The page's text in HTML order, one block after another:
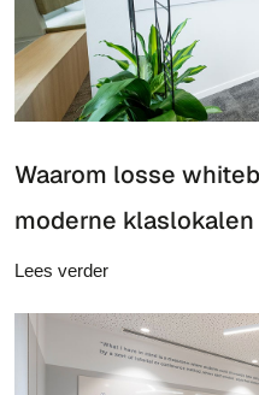
Waarom losse
moderne klaslokalen
Lees verder